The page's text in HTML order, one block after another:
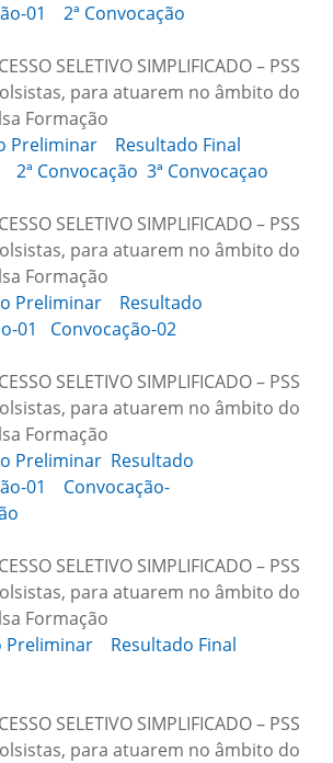
01 2ª Convocação
SELETIVO SIMPLIFICADO – PSS
para atuarem no âmbito do
Formação
Preliminar
Resultado Final
2ª Convocação 3ª Convocaçao
SELETIVO SIMPLIFICADO – PSS
para atuarem no âmbito do
Formação
Preliminar
Resultado
01 Convocação-02
SELETIVO SIMPLIFICADO – PSS
para atuarem no âmbito do
Formação
Preliminar Resultado
01
Convocação-
SELETIVO SIMPLIFICADO – PSS
para atuarem no âmbito do
Formação
Preliminar
Resultado Final
SELETIVO SIMPLIFICADO – PSS
para atuarem no âmbito do